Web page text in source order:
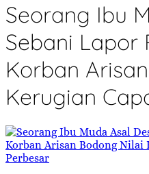
Seorang Ibu
Sebani Lapor
Korban
Kerugian
Perbesar